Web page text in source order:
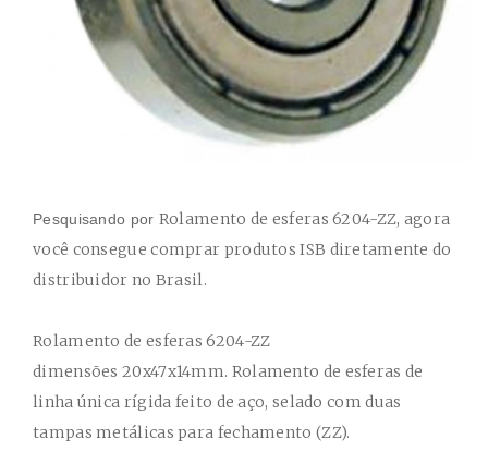
Pesquisando por Rolamento de esferas 6204-ZZ, agora
você consegue comprar produtos ISB diretamente do
distribuidor no Brasil.
Rolamento de esferas 6204-ZZ
dimensões 20x47x14mm. Rolamento de esferas de
linha única rígida feito de aço, selado com duas
tampas metálicas para fechamento (ZZ).